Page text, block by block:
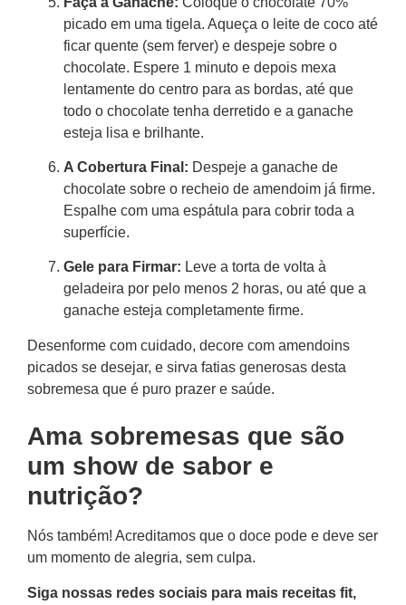
picado em uma tigela. Aqueça o leite de coco até
ficar quente (sem ferver) e despeje sobre o
chocolate. Espere 1 minuto e depois mexa
lentamente do centro para as bordas, até que
todo o chocolate tenha derretido e a ganache
esteja lisa e brilhante.
A Cobertura Final: Despeje a ganache de
chocolate sobre o recheio de amendoim já firme.
Espalhe com uma espátula para cobrir toda a
superfície.
Gele para Firmar: Leve a torta de volta à
geladeira por pelo menos 2 horas, ou até que a
ganache esteja completamente firme.
Desenforme com cuidado, decore com amendoins
picados se desejar, e sirva fatias generosas desta
sobremesa que é puro prazer e saúde.
Ama sobremesas que são
um show de sabor e
nutrição?
Nós também! Acreditamos que o doce pode e deve ser
um momento de alegria, sem culpa.
Siga nossas redes sociais para mais receitas fit,